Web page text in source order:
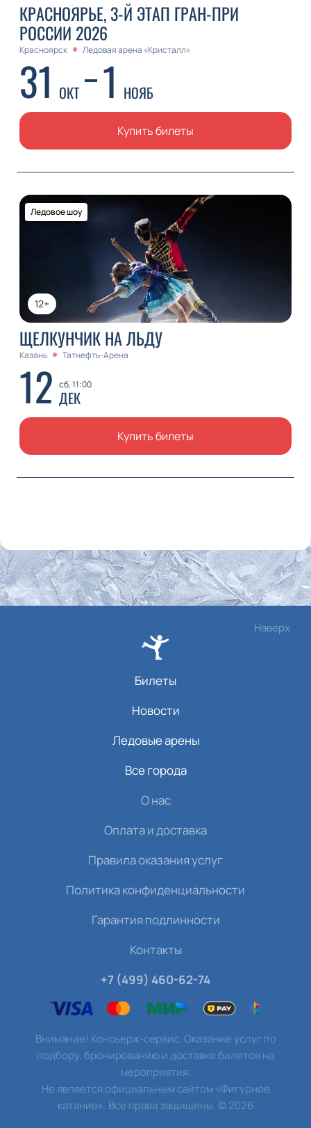
КРАСНОЯРЬЕ, 3-Й ЭТАП ГРАН-ПРИ
РОССИИ 2026
Красноярск Ледовая арена «Кристалл»
31 ОКТ 1 НОЯБ
Купить билеты
12+
Ледовое шоу
ЩЕЛКУНЧИК НА ЛЬДУ
Казань Татнефть-Арена
12 сб, 11:00
ДЕК
Купить билеты
Наверх
Билеты
Новости
Ледовые арены
Все города
О нас
Оплата и доставка
Правила оказания услуг
Политика конфиденциальности
Гарантия подлинности
Контакты
+7 (499) 460-62-74
Внимание! Консьерж-сервис. Оказание услуг по
подбору, бронированию и доставке билетов на
мероприятия.
Не является официальным сайтом «Фигурное
катание». Все права защищены.©2026